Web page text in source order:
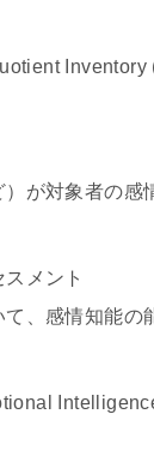
Inventory
が対象者の感
メント
、感情知能の